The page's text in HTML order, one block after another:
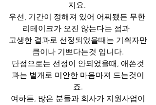
지요.
우선, 기간이 정해져 있어 어찌됐든 무한
리테이크가 오진 않는다는 점과
고생한 결과로 선정되었을떄는 기획자만
큼이나 기쁘다는것 입니다.
단점으로는 선정이 안되었을때, 애쓴것
과는 별개로 미안한 마음마져 드는것이
죠.
여하튼, 많은 분들과 회사가 지원사업이